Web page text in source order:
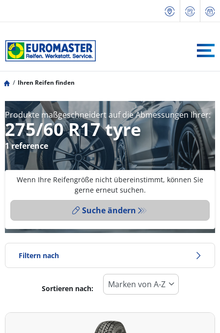
Ihren Reifen finden
Produkte maßgeschneidert auf die Abmessungen Ihrer:
275/60 R17 tyre
1 reference
Wenn Ihre Reifengröße nicht übereinstimmt, können Sie
gerne erneut suchen.
Suche ändern
Filtern nach
Reifentyp
Alle Arten (1)
Sortieren nach: